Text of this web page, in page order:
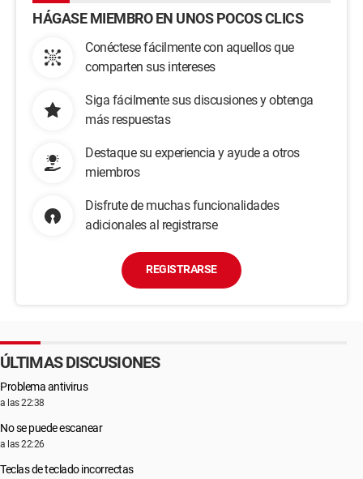
HÁGASE MIEMBRO EN UNOS POCOS CLICS
Conéctese fácilmente con aquellos que
comparten sus intereses
Siga fácilmente sus discusiones y obtenga
más respuestas
Destaque su experiencia y ayude a otros
miembros
Disfrute de muchas funcionalidades
adicionales al registrarse
REGISTRARSE
ÚLTIMAS DISCUSIONES
Problema antivirus
a las 22:38
No se puede escanear
a las 22:26
Teclas de teclado incorrectas